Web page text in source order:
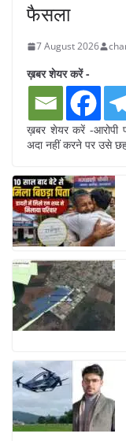
फैसला
7 August 2026
ख़बर शेयर करें -
ख़बर शेयर करें -आरोपी
अदा नहीं करने पर उसे